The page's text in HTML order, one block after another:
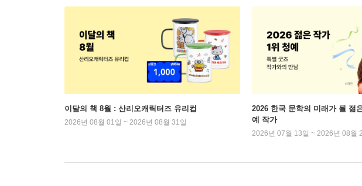
이달의 책 8월 : 산리오캐릭터즈 유리컵
2026년 08월 01일 ~ 2026년 08월 31일
2026 한국 문학의 미래가 될 젊
예 작가
2026년 07월 13일 ~ 2026년 08월